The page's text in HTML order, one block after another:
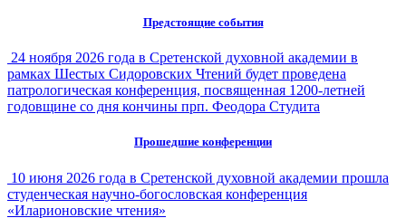
Предстоящие события
24 ноября 2026 года в Сретенской духовной академии в
рамках Шестых Сидоровских Чтений будет проведена
патрологическая конференция, посвященная 1200-летней
годовщине со дня кончины прп. Феодора Студита
Прошедшие конференции
10 июня 2026 года в Сретенской духовной академии прошла
студенческая научно-богословская конференция
«Иларионовские чтения»